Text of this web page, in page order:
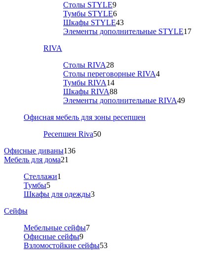
Столы STYLE9
Тумбы STYLE6
Шкафы STYLE43
Элементы дополнительные STYLE17
RIVA
Столы RIVA28
Столы переговорные RIVA4
Тумбы RIVA14
Шкафы RIVA88
Элементы дополнительные RIVA49
Офисная мебель для зоны ресепшен
Ресепшен Riva50
Офисные диваны136
Мебель для дома21
Стеллажи1
Тумбы5
Шкафы для одежды3
Сейфы
Мебельные сейфы7
Офисные сейфы9
Взломостойкие сейфы53